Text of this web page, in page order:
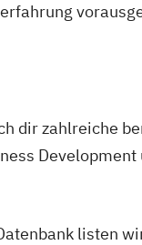
dir zahlreiche
listen